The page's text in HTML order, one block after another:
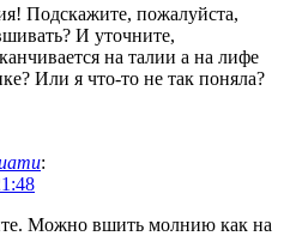
Подскажите, пожалуйста,
И уточните,
на талии а на лифе
Или я что-то не так поняла?
:
Можно вшить молнию как на